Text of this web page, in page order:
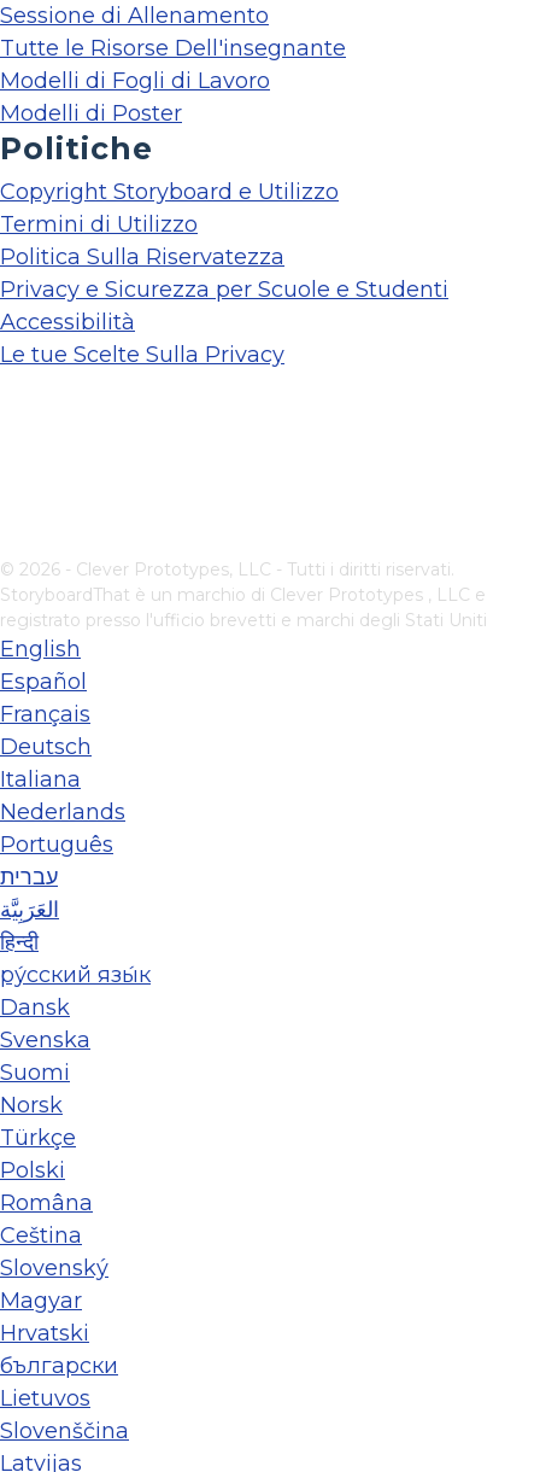
Sessione di Allenamento
Tutte le Risorse Dell'insegnante
Modelli di Fogli di Lavoro
Modelli di Poster
Politiche
Copyright Storyboard e Utilizzo
Termini di Utilizzo
Politica Sulla Riservatezza
Privacy e Sicurezza per Scuole e Studenti
Accessibilità
Le tue Scelte Sulla Privacy
© 2026 - Clever Prototypes, LLC - Tutti i diritti riservati.
StoryboardThat è un marchio di Clever Prototypes , LLC e
registrato presso l'ufficio brevetti e marchi degli Stati Uniti
English
Español
Français
Deutsch
Italiana
Nederlands
Português
עברית
العَرَبِيَّة
हिन्दी
ру́сский язы́к
Dansk
Svenska
Suomi
Norsk
Türkçe
Polski
Româna
Ceština
Slovenský
Magyar
Hrvatski
български
Lietuvos
Slovenščina
Latvijas